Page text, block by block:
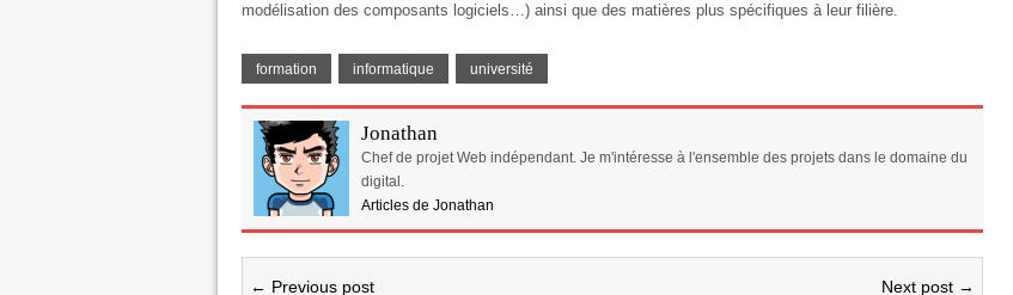
modélisation des composants logiciels…) ainsi que des matières plus spécifiques à leur filière.
formation informatique université
Jonathan
Chef de projet Web indépendant. Je m'intéresse à l'ensemble des projets dans le domaine du
digital.
Articles de Jonathan
← Previous post Next post →